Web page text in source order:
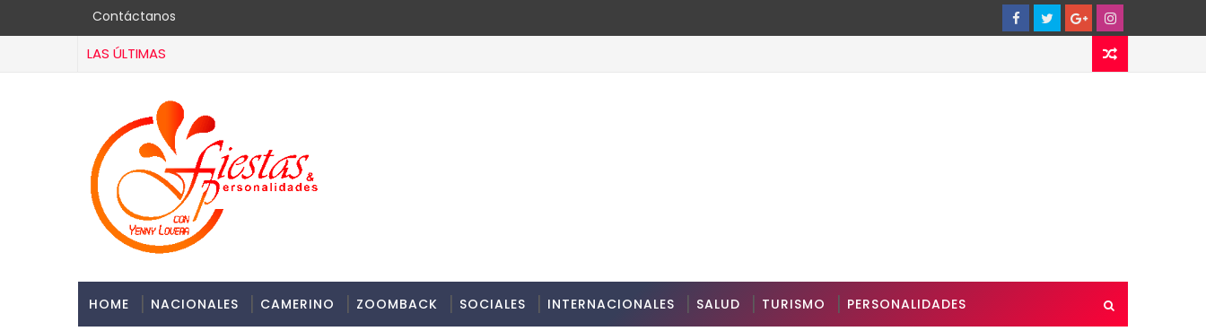
Contáctanos
LAS ÚLTIMAS
HOME NACIONALES CAMERINO ZOOMBACK SOCIALES INTERNACIONALES SALUD TURISMO PERSONALIDADES